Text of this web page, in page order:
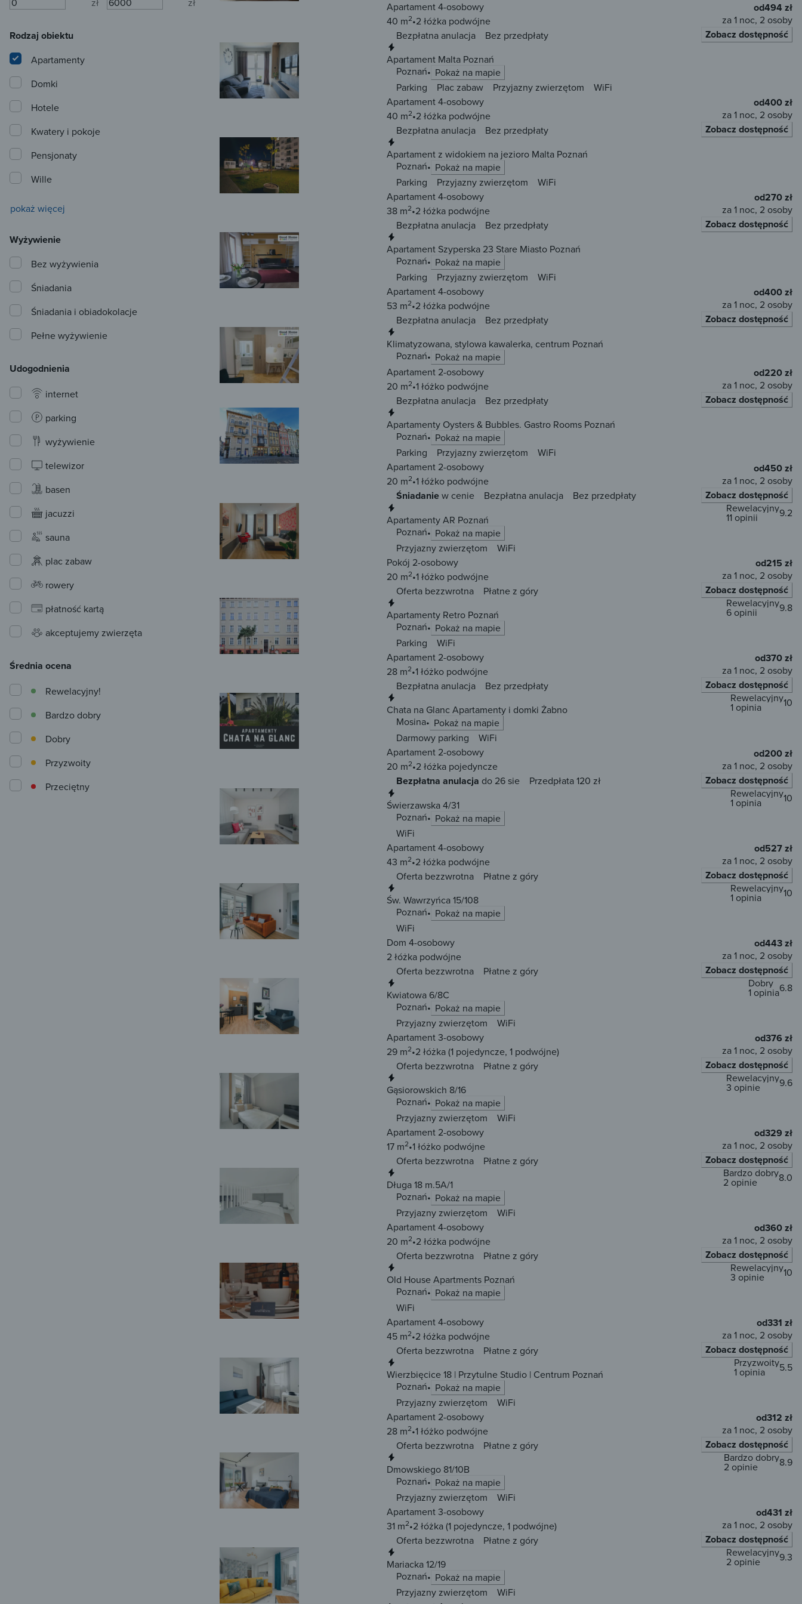
Apartament 4-osobowy
40 m2 2 łóżka podwójne
Bezpłatna anulacja
Bez przedpłaty
od494 zł
za 1 noc, 2 osoby
Zobacz dostępność
Apartament Malta Poznań
Poznań
Pokaż na mapie
Parking
Plac zabaw Przyjazny zwierzętom
WiFi
Apartament 4-osobowy
40 m2 2 łóżka podwójne
Bezpłatna anulacja
Bez przedpłaty
od400 zł
za 1 noc, 2 osoby
Zobacz dostępność
Apartament z widokiem na jezioro Malta Poznań
Poznań
Pokaż na mapie
Parking
Przyjazny zwierzętom
WiFi
Apartament 4-osobowy
38 m2 2 łóżka podwójne
Bezpłatna anulacja
Bez przedpłaty
od270 zł
za 1 noc, 2 osoby
Zobacz dostępność
Apartament Szyperska 23 Stare Miasto Poznań
Poznań
Pokaż na mapie
Parking
Przyjazny zwierzętom
WiFi
Apartament 4-osobowy
53 m2 2 łóżka podwójne
Bezpłatna anulacja
Bez przedpłaty
od400 zł
za 1 noc, 2 osoby
Zobacz dostępność
Klimatyzowana, stylowa kawalerka, centrum Poznań
Poznań
Pokaż na mapie
Apartament 2-osobowy
20 m2 1 łóżko podwójne
Bezpłatna anulacja
Bez przedpłaty
od220 zł
za 1 noc, 2 osoby
Zobacz dostępność
Apartamenty Oysters & Bubbles. Gastro Rooms Poznań
Poznań
Pokaż na mapie
Parking
Przyjazny zwierzętom
WiFi
Apartament 2-osobowy
20 m2 1 łóżko podwójne
Śniadaniew cenie Bezpłatna anulacja Bez przedpłaty
od450 zł
za 1 noc, 2 osoby
Zobacz dostępność
Apartamenty AR Poznań
Poznań
Pokaż na mapie
9.2
Rewelacyjny
11 opinii
Przyjazny zwierzętom
WiFi
Pokój 2-osobowy
20 m2 1 łóżko podwójne
Oferta bezzwrotna
Płatne z góry
od215 zł
za 1 noc, 2 osoby
Zobacz dostępność
Apartamenty Retro Poznań
Poznań
Pokaż na mapie
9.8
Rewelacyjny
6 opinii
Parking
WiFi
Apartament 2-osobowy
28 m2 1 łóżko podwójne
Bezpłatna anulacja
Bez przedpłaty
od370 zł
za 1 noc, 2 osoby
Zobacz dostępność
Chata na Glanc Apartamenty i domki Żabno
Mosina
Pokaż na mapie
10
Rewelacyjny
1 opinia
Darmowy parking
WiFi
Apartament 2-osobowy
20 m2 2 łóżka pojedyncze
Bezpłatna anulacja do 26 sie Przedpłata 120 zł
od200 zł
za 1 noc, 2 osoby
Zobacz dostępność
Świerzawska 4/31
Poznań
Pokaż na mapie
10
Rewelacyjny
1 opinia
WiFi
Apartament 4-osobowy
43 m2 2 łóżka podwójne
Oferta bezzwrotna
Płatne z góry
od527 zł
za 1 noc, 2 osoby
Zobacz dostępność
Św. Wawrzyńca 15/108
Poznań
Pokaż na mapie
10
Rewelacyjny
1 opinia
WiFi
Dom 4-osobowy
2 łóżka podwójne
Oferta bezzwrotna
Płatne z góry
od443 zł
za 1 noc, 2 osoby
Zobacz dostępność
Kwiatowa 6/8C
Poznań
Pokaż na mapie
6.8
Dobry
1 opinia
Przyjazny zwierzętom
WiFi
Apartament 3-osobowy
29 m2 2 łóżka(1 pojedyncze, 1 podwójne)
Oferta bezzwrotna
Płatne z góry
od376 zł
za 1 noc, 2 osoby
Zobacz dostępność
Gąsiorowskich 8/16
Poznań
Pokaż na mapie
9.6
Rewelacyjny
3 opinie
Przyjazny zwierzętom
WiFi
Apartament 2-osobowy
17 m2 1 łóżko podwójne
Oferta bezzwrotna
Płatne z góry
od329 zł
za 1 noc, 2 osoby
Zobacz dostępność
Długa 18 m.5A/1
Poznań
Pokaż na mapie
8.0
Bardzo dobry
2 opinie
Przyjazny zwierzętom
WiFi
Apartament 4-osobowy
20 m2 2 łóżka podwójne
Oferta bezzwrotna
Płatne z góry
od360 zł
za 1 noc, 2 osoby
Zobacz dostępność
Old House Apartments Poznań
Poznań
Pokaż na mapie
10
Rewelacyjny
3 opinie
WiFi
Apartament 4-osobowy
45 m2 2 łóżka podwójne
Oferta bezzwrotna
Płatne z góry
od331 zł
za 1 noc, 2 osoby
Zobacz dostępność
Wierzbięcice 18 | Przytulne Studio | Centrum Poznań
Poznań
Pokaż na mapie
5.5
Przyzwoity
1 opinia
Przyjazny zwierzętom
WiFi
Apartament 2-osobowy
28 m2 1 łóżko podwójne
Oferta bezzwrotna
Płatne z góry
od312 zł
za 1 noc, 2 osoby
Zobacz dostępność
Dmowskiego 81/10B
Poznań
Pokaż na mapie
8.9
Bardzo dobry
2 opinie
Przyjazny zwierzętom
WiFi
Apartament 3-osobowy
31 m2 2 łóżka(1 pojedyncze, 1 podwójne)
Oferta bezzwrotna
Płatne z góry
od431 zł
za 1 noc, 2 osoby
Zobacz dostępność
Mariacka 12/19
Poznań
Pokaż na mapie
9.3
Rewelacyjny
2 opinie
Przyjazny zwierzętom
WiFi
Rodzaj obiektu
Apartamenty
Domki
Hotele
Kwatery i pokoje
Pensjonaty
Wille
pokaż więcej
Wyżywienie
Bez wyżywienia
Śniadania
Śniadania i obiadokolacje
Pełne wyżywienie
Udogodnienia
internet
parking
wyżywienie
telewizor
basen
jacuzzi
sauna
plac zabaw
rowery
płatność kartą
akceptujemy zwierzęta
Średnia ocena
Przeciętny
Przyzwoity
Dobry
Bardzo dobry
Rewelacyjny!